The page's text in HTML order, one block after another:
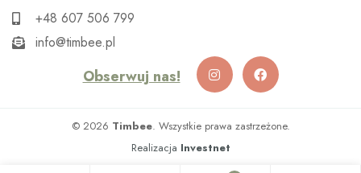
+48 607 506 799
info@timbee.pl
Obserwuj nas!
© 2026 Timbee. Wszystkie prawa zastrzeżone.
Realizacja Investnet